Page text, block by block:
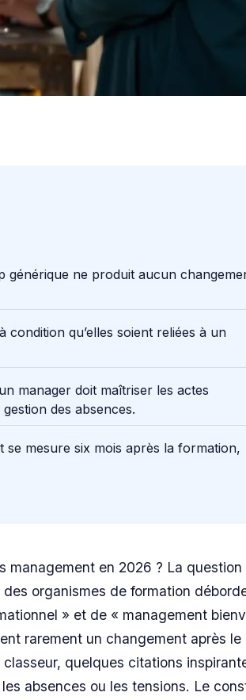
générique ne produit aucun
condition qu’elles soient reliées à un
manager doit maîtriser les actes
des absences.
se mesure six mois après la formation,
management en 2026 ? La question
organismes de formation
» et de « management
rarement un changement après le
quelques citations
absences ou les tensions. Le